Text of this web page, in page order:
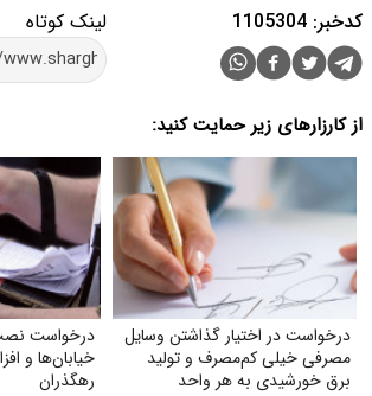
لینک کوتاه کدخبر: 1105304
از کارزارهای زیر حمایت کنید:
درخواست در اختیار گذاشتن وسایل
مصرفی خیلی کم‌مصرف و تولید
برق خورشیدی به هر واحد
درخواست
خیابان‌ها و
رهگذران